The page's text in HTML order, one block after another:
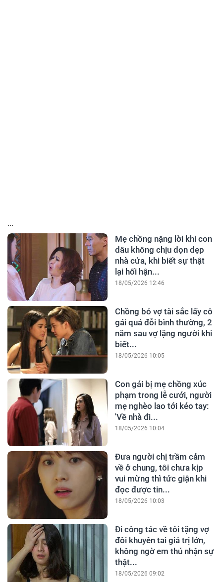
...
Mẹ chồng nặng lời khi con
dâu không chịu dọn dẹp
nhà cửa, khi biết sự thật
lại hối hận...
18/05/2026 12:46
Chồng bỏ vợ tài sắc lấy cô
gái quá đỗi bình thường, 2
năm sau vợ lặng người khi
biết...
18/05/2026 10:05
Con gái bị mẹ chồng xúc
phạm trong lễ cưới, người
mẹ nghèo lao tới kéo tay:
'Về nhà đi...
18/05/2026 10:04
Đưa người chị trầm cảm
về ở chung, tôi chưa kịp
vui mừng thì tức giận khi
đọc được tin...
18/05/2026 10:03
Đi công tác về tôi tặng vợ
đôi khuyên tai giá trị lớn,
không ngờ em thú nhận sự
thật...
18/05/2026 09:02